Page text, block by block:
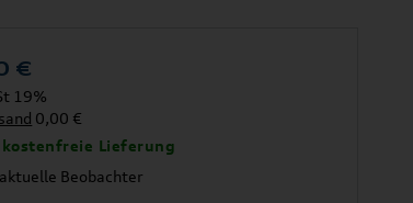
€
19%
0,00 €
Lieferung
Beobachter